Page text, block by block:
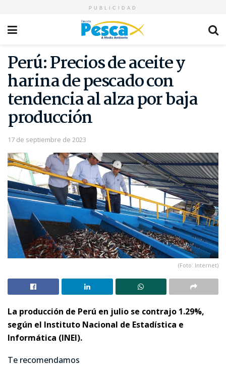
PUBLICIDAD
Perú: Precios de aceite y
harina de pescado con
tendencia al alza por baja
producción
17 de septiembre de 2023
(Foto: Internet)
La producción de Perú en julio se contrajo 1.29%,
según el Instituto Nacional de Estadística e
Informática (INEI).
Te recomendamos